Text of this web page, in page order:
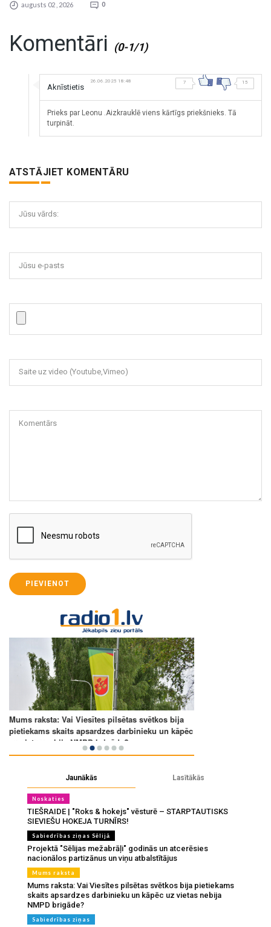
augusts 02 , 2026 0
Komentāri (0-1/1)
Aknīstietis
26.06.2025 18:48 7 15
Prieks par Leonu .Aizkrauklē viens kārtīgs priekšnieks. Tā
turpināt.
ATSTĀJIET KOMENTĀRU
Jūsu vārds:
Jūsu e-pasts
Saite uz video (Youtube,Vimeo)
Komentārs
PIEVIENOT
Jaunākās Lasītākās
Noskaties
TIEŠRAIDE | "Roks & hokejs" vēsturē – STARPTAUTISKS
SIEVIEŠU HOKEJA TURNĪRS!
Sabiedrības ziņas Sēlijā
Projektā "Sēlijas mežabrāļi" godinās un atcerēsies
nacionālos partizānus un viņu atbalstītājus
Mums raksta
Mums raksta: Vai Viesītes pilsētas svētkos bija pietiekams
skaits apsardzes darbinieku un kāpēc uz vietas nebija
NMPD brigāde?
Sabiedrības ziņas